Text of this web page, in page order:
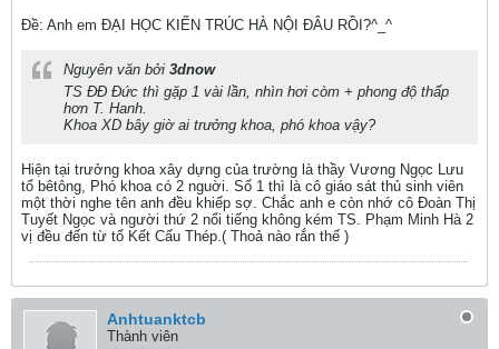
Ðề: Anh em ĐẠI HỌC KIẾN TRÚC HÀ NỘI ĐÂU RỒI?^_^
Nguyên văn bởi 3dnow
TS ĐĐ Đức thì gặp 1 vài lần, nhìn hơi còm + phong độ thấp
hơn T. Hanh.
Khoa XD bây giờ ai trưởng khoa, phó khoa vậy?
Hiện tại trưởng khoa xây dựng của trường là thầy Vương Ngọc Lưu
tổ bêtông, Phó khoa có 2 nguời. Số 1 thì là cô giáo sát thủ sinh viên
một thời nghe tên anh đều khiếp sợ. Chắc anh e còn nhớ cô Đoàn Thị
Tuyết Ngọc và người thứ 2 nổi tiếng không kém TS. Phạm Minh Hà 2
vị đều đến từ tổ Kết Cấu Thép.( Thoả nào rắn thế )
Anhtuanktcb
Thành viên